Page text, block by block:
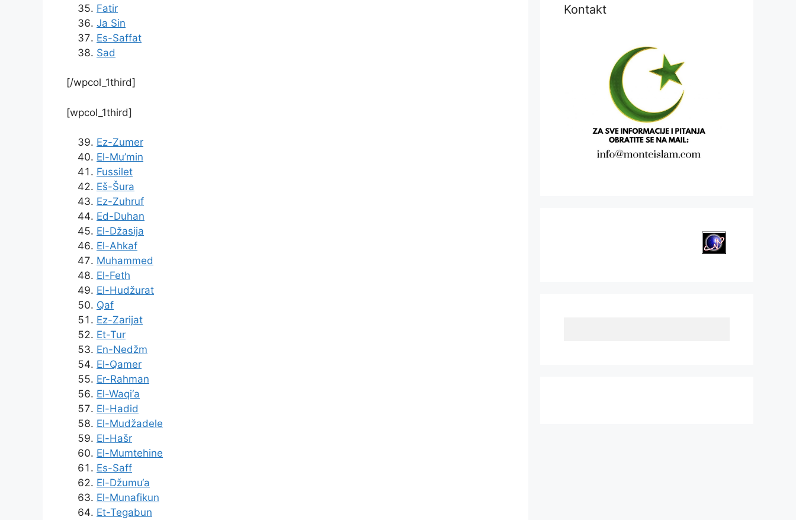
Fatir
Ja Sin
Es-Saffat
Sad
[/wpcol_1third]
[wpcol_1third]
Ez-Zumer
El-Mu’min
Fussilet
Eš-Šura
Ez-Zuhruf
Ed-Duhan
El-Džasija
El-Ahkaf
Muhammed
El-Feth
El-Hudžurat
Qaf
Ez-Zarijat
Et-Tur
En-Nedžm
El-Qamer
Er-Rahman
El-Waqi‘a
El-Hadid
El-Mudžadele
El-Hašr
El-Mumtehine
Es-Saff
El-Džumu‘a
El-Munafikun
Et-Tegabun
Kontakt